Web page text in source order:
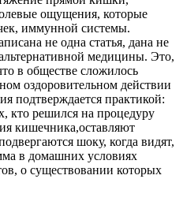
ощущения, которые
иммунной системы.
не одна статья, дана не
медицины. Это,
в обществе сложилось
оздоровительном действии
подтверждается практикой:
кто решился на процедуру
кишечника,оставляют
шоку, когда видят,
в домашних условиях
о существовании которых